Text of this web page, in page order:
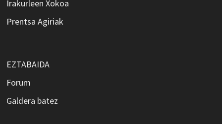
Irakurleen Xokoa
Prentsa Agiriak
EZTABAIDA
Forum
Galdera batez